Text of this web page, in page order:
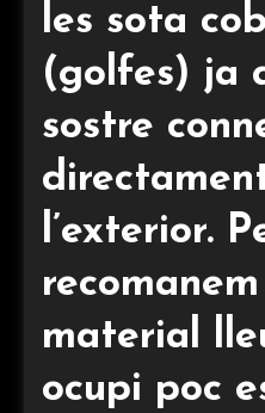
les sota
(golfes) ja
sostre
l’exterior.
material
ocupi poc